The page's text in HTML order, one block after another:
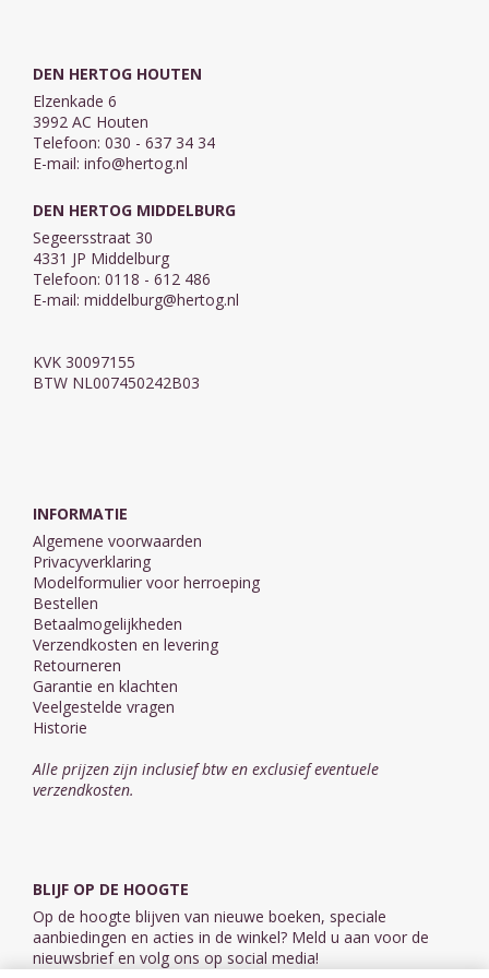
DEN HERTOG HOUTEN
Elzenkade 6
3992 AC Houten
Telefoon: 030 - 637 34 34
E-mail: info@hertog.nl
DEN HERTOG MIDDELBURG
Segeersstraat 30
4331 JP Middelburg
Telefoon: 0118 - 612 486
E-mail: middelburg@hertog.nl
KVK 30097155
BTW NL007450242B03
INFORMATIE
Algemene voorwaarden
Privacyverklaring
Modelformulier voor herroeping
Bestellen
Betaalmogelijkheden
Verzendkosten en levering
Retourneren
Garantie en klachten
Veelgestelde vragen
Historie
Alle prijzen zijn inclusief btw en exclusief eventuele
verzendkosten.
BLIJF OP DE HOOGTE
Op de hoogte blijven van nieuwe boeken, speciale
aanbiedingen en acties in de winkel? Meld u aan voor de
nieuwsbrief en volg ons op social media!